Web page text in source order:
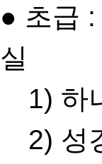
● 초급
실
1) 하
2) 성